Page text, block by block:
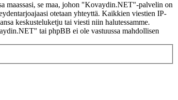
maassasi, se maa, johon "Kovaydin.NET"-palvelin on
otetaan yhteyttä. Kaikkien viestien IP-
keskusteluketju tai viesti niin halutessamme.
tai phpBB ei ole vastuussa mahdollisen